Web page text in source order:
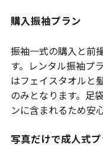
購入振袖プラン
振袖一式の購入と前
す。レンタル振袖プ
はフェイスタオルと
のみとなります。足
ンに含まれるため安
写真だけで成人式